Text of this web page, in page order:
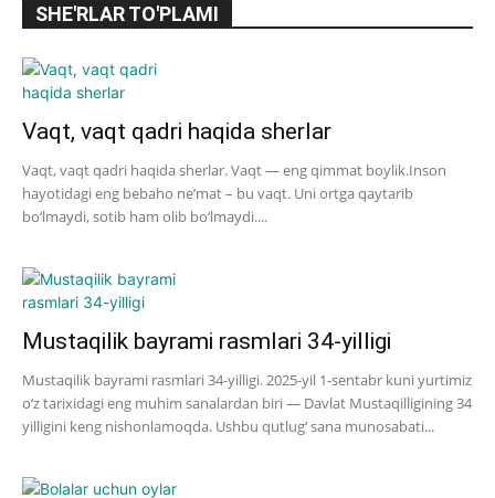
SHE'RLAR TO'PLAMI
Vaqt, vaqt qadri haqida sherlar
Vaqt, vaqt qadri haqida sherlar. Vaqt — eng qimmat boylik.Inson
hayotidagi eng bebaho ne’mat – bu vaqt. Uni ortga qaytarib
bo‘lmaydi, sotib ham olib bo‘lmaydi....
Mustaqilik bayrami rasmlari 34-yilligi
Mustaqilik bayrami rasmlari 34-yilligi. 2025-yil 1-sentabr kuni yurtimiz
o‘z tarixidagi eng muhim sanalardan biri — Davlat Mustaqilligining 34
yilligini keng nishonlamoqda. Ushbu qutlug‘ sana munosabati...